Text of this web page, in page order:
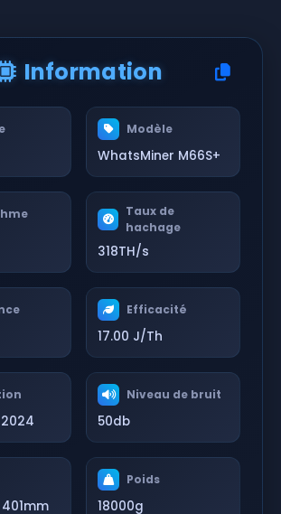
Information
Modèle
WhatsMiner M66S+
Taux de
hachage
318TH/s
Efficacité
17.00 J/Th
Niveau de bruit
50db
Poids
18000g